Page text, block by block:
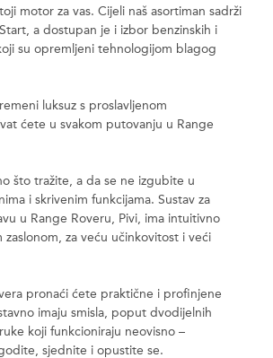
motor za vas. Cijeli naš asortiman sadrži
a dostupan je i izbor benzinskih i
su opremljeni tehnologijom blagog
luksuz s proslavljenom
ćete u svakom putovanju u Range
što tražite, a da se ne izgubite u
i skrivenim funkcijama. Sustav za
u Range Roveru, Pivi, ima intuitivno
zaslonom, za veću učinkovitost i veći
pronaći ćete praktične i profinjene
imaju smisla, poput dvodijelnih
koji funkcioniraju neovisno –
sjednite i opustite se.